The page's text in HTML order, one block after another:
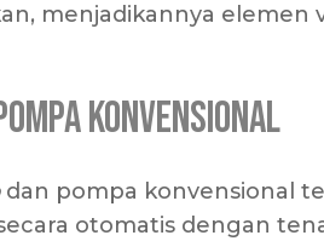
menjadikannya elemen
Konvensional
dan pompa konvensional
otomatis dengan